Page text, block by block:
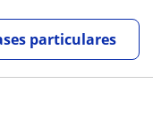
particulares